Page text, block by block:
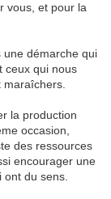
vous, et pour la
une démarche qui
ceux qui nous
la production
occasion,
des ressources
encourager une
du sens.